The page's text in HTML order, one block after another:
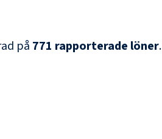
på 771 rapporterade löner.